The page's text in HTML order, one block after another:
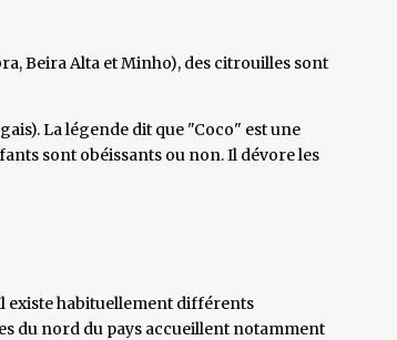
Beira Alta et Minho), des citrouilles sont
La légende dit que "Coco" est une
sont obéissants ou non. Il dévore les
existe habituellement différents
du nord du pays accueillent notamment